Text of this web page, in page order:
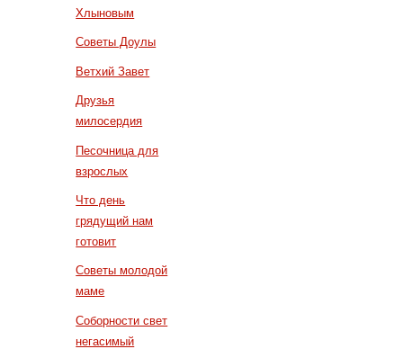
Хлыновым
Советы Доулы
Ветхий Завет
Друзья
милосердия
Песочница для
взрослых
Что день
грядущий нам
готовит
Советы молодой
маме
Соборности свет
негасимый